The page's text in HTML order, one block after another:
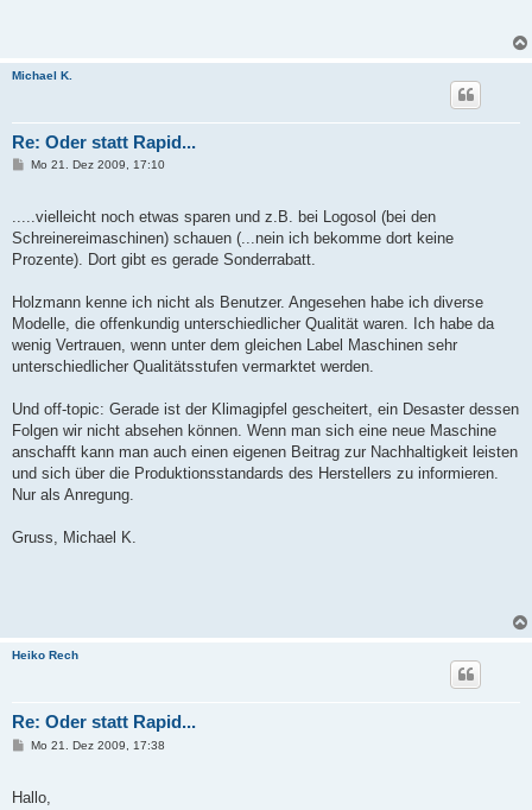
Michael K.
Re: Oder statt Rapid...
B
r
a
Mo 21. Dez 2009, 17:10
.....vielleicht noch etwas sparen und z.B. bei Logosol (bei den
Schreinereimaschinen) schauen (...nein ich bekomme dort keine
Prozente). Dort gibt es gerade Sonderrabatt.
Holzmann kenne ich nicht als Benutzer. Angesehen habe ich diverse
Modelle, die offenkundig unterschiedlicher Qualität waren. Ich habe da
wenig Vertrauen, wenn unter dem gleichen Label Maschinen sehr
unterschiedlicher Qualitätsstufen vermarktet werden.
Und off-topic: Gerade ist der Klimagipfel gescheitert, ein Desaster dessen
Folgen wir nicht absehen können. Wenn man sich eine neue Maschine
anschafft kann man auch einen eigenen Beitrag zur Nachhaltigkeit leisten
und sich über die Produktionsstandards des Herstellers zu informieren.
Nur als Anregung.
Gruss, Michael K.
Heiko Rech
Re: Oder statt Rapid...
B
r
Mo 21. Dez 2009, 17:38
Hallo,